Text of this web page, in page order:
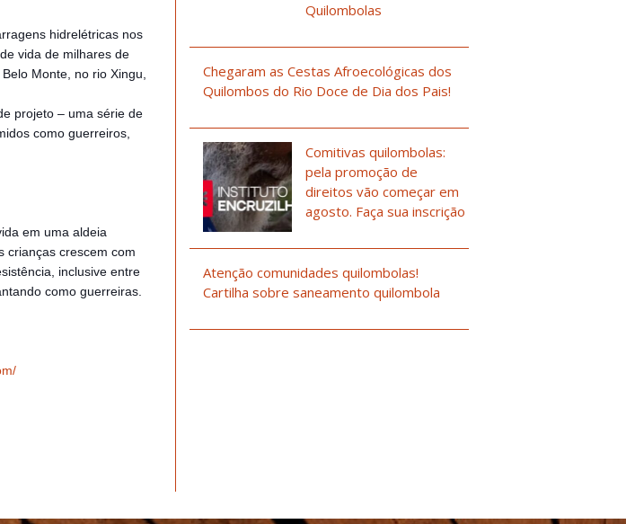
hidrelétricas nos
vida de milhares de
Monte, no rio Xingu,
projeto – uma série de
como guerreiros,
em uma aldeia
crianças crescem com
inclusive entre
como guerreiras.
Quilombolas
Chegaram as Cestas Afroecológicas dos
Quilombos do Rio Doce de Dia dos Pais!
Comitivas quilombolas:
pela promoção de
direitos vão começar em
agosto. Faça sua inscrição
Atenção comunidades quilombolas!
Cartilha sobre saneamento quilombola